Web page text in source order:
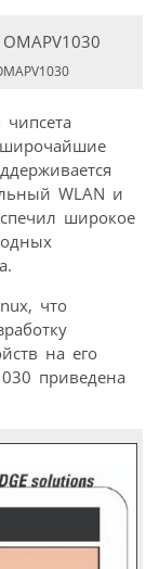
широчайшие
WLAN и
широкое
что
на его
приведена